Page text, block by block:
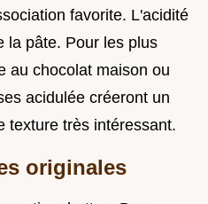
favorite. L'acidité
la pâte. Pour les plus
au chocolat maison ou
acidulée créeront un
texture très intéressant.
originales